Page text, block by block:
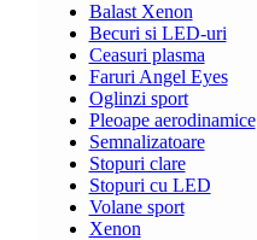
Balast Xenon
Becuri si LED-uri
Ceasuri plasma
Faruri Angel Eyes
Oglinzi sport
Pleoape aerodinamice
Semnalizatoare
Stopuri clare
Stopuri cu LED
Volane sport
Xenon